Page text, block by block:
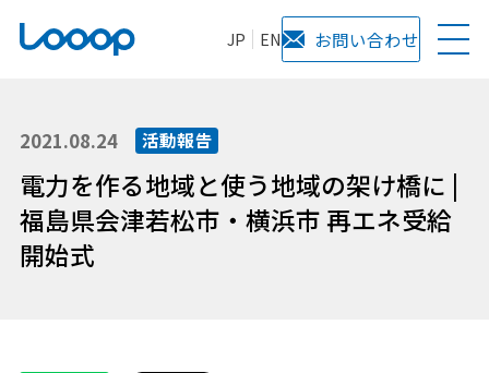
JP EN お問い合わせ
2021.08.24 活動報告
電力を作る地域と使う地域の架け橋に |
福島県会津若松市・横浜市 再エネ受給
開始式